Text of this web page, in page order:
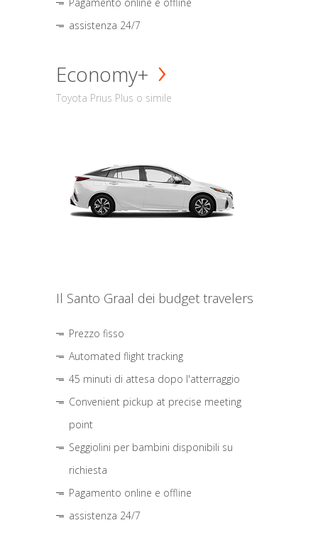
assistenza 24/7
Economy+
Toyota Prius Plus o simile
Il Santo Graal dei budget travelers
Prezzo fisso
Automated flight tracking
45 minuti di attesa dopo l'atterraggio
Convenient pickup at precise meeting
point
Seggiolini per bambini disponibili su
richiesta
Pagamento online e offline
assistenza 24/7